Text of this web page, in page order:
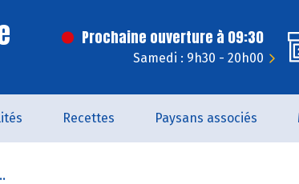
Prochaine ouverture à 09:30
Samedi : 9h30 - 20h00
Recettes Paysans associés